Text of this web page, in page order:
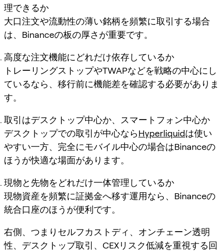
理できるか
大口注文や流動性の薄い銘柄を頻繁に取引する場合
は、Binanceの板の厚さが重要です。
高度な注文機能にどれだけ依存しているか
トレーリングストップやTWAPなどを戦略の中心にし
ているなら、移行前に機能差を確認する必要がありま
す。
取引はデスクトップ中心か、スマートフォン中心か
デスクトップでの取引が中心ならHyperliquidは使い
やすい一方、完全にモバイル中心の場合はBinanceの
ほうが快適な場面があります。
現物と先物をどれだけ一体管理しているか
現物資産を頻繁に証拠金へ移す運用なら、Binanceの
統合口座のほうが便利です。
右側、つまりセルフカストディ、オンチェーン透明
性、デスクトップ取引、CEXリスク低減を重視する回